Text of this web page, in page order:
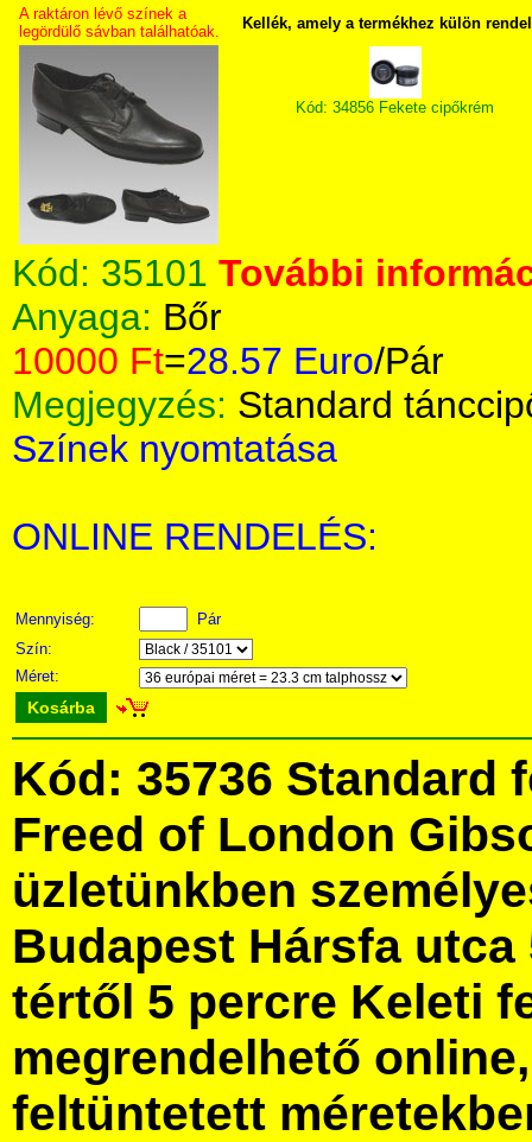
A raktáron lévő színek a
legördülő sávban találhatóak.
Kellék, amely a termékhez külön
Kód: 34856 Fekete cipőkrém
Kód: 35101 További
Anyaga: Bőr
10000 Ft=28.57 Euro/Pár
Megjegyzés: Standard
Színek nyomtatása
ONLINE RENDELÉS:
Mennyiség:
Pár
Szín:
Méret:
Kosárba
Kód: 35736 Standard
Freed of London
üzletünkben
Budapest Hársfa utca
tértől 5 percre Keleti
megrendelhető
feltüntetett